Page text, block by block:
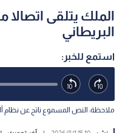
الملك يتلقى اتصالا
البريطاني
استمع للخبر:
ملاحظة: النص المسموع ناتج عن نظام